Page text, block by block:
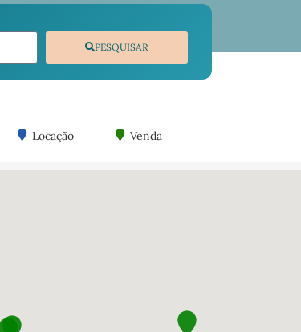
PESQUISAR
Locação Venda